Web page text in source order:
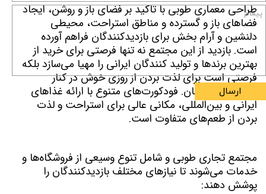
طراحی معماری طوبی با تاکید بر فضای باز و روشن، ایجاد
فضاهای باز و گسترده و مناطق استراحت، محیطی
دلنشین و آرام بخش برای بازدیدکنندگان فراهم آورده
است. بازدید از این مجتمع نه تنها فرصتی برای خرید از
بهترین برندها و تولید کنندگان ایرانی را مهیا می‌سازد بلکه
فرصتی است برای لذت بردن از روزی خوش در کنار
خانواده و دوستان. فودکورت‌های متنوع با ارائه غذاهای
ایرانی و بین‌المللی، مکانی عالی برای استراحت و لذت
بردن از طعم‌های متفاوت است.
مجتمع‌ تجاری طوبی و شامل تنوع وسیعی از فروشگاه‌ها و
خدمات می‌شوند تا نیازهای مختلف بازدیدکنندگان را
پوشش دهند:
ارسال